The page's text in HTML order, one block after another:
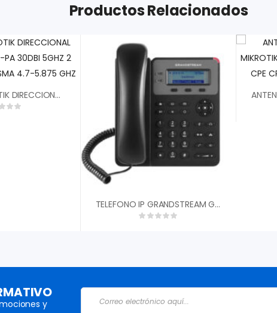
Productos Relacionados
ANTENA MIKROTIK DIRECCIONAL MTAD-5G-30D3-PA 30DBI 5GHZ 2 CONECTORES RPSMA 4.7-5.875 GHZ
TELEFONO IP GRANDSTREAM GXP-1610 SIP 2X ETHERNET PANTALLA LCD CONFERENCIA TFTP / HTTP / HTTPS, SRTP Y TLS
y